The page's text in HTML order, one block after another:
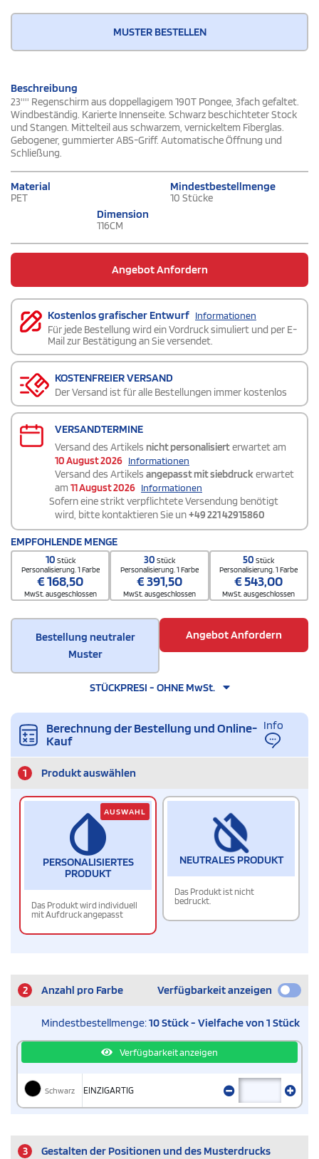
MUSTER BESTELLEN
Beschreibung
23'''' Regenschirm aus doppellagigem 190T Pongee, 3fach gefaltet.
Windbeständig. Karierte Innenseite. Schwarz beschichteter Stock
und Stangen. Mittelteil aus schwarzem, vernickeltem Fiberglas.
Gebogener, gummierter ABS-Griff. Automatische Öffnung und
Schließung.
Material
PET
Mindestbestellmenge
10 Stücke
Dimension
116CM
Angebot Anfordern
Kostenlos grafischer Entwurf Informationen
Für jede Bestellung wird ein Vordruck simuliert und per E-
Mail zur Bestätigung an Sie versendet.
KOSTENFREIER VERSAND
Der Versand ist für alle Bestellungen immer kostenlos
VERSANDTERMINE
Versand des Artikels nicht personalisierterwartet am
10 August 2026 Informationen
Versand des Artikels angepasst mit siebdruckerwartet
am 11 August 2026 Informationen
Sofern eine strikt verpflichtete Versendung benötigt
wird, bitte kontaktieren Sie un+49 221 42915860
EMPFOHLENDE MENGE
10 Stück
Personalisierung. 1 Farbe
€168,50
MwSt. ausgeschlossen
30 Stück
Personalisierung. 1 Farbe
€391,50
MwSt. ausgeschlossen
50Stück
Personalisierung. 1 Farbe
€543,00
MwSt. ausgeschlossen
Bestellung neutraler
Muster
Angebot Anfordern
STÜCKPRESI - OHNE MwSt.
Berechnung der Bestellung und Online-
Kauf
Info
1 Produkt auswählen
PERSONALISIERTES
PRODUKT
Das Produkt wird individuell
mit Aufdruck angepasst
AUSWAHL
NEUTRALES PRODUKT
Das Produkt ist nicht
bedruckt.
2 Anzahl pro Farbe Verfügbarkeit anzeigen
Mindestbestellmenge:10 Stück - Vielfache von 1 Stück
Verfügbarkeit anzeigen
Schwarz EINZIGARTIG
3 Gestalten der Positionen und des Musterdrucks